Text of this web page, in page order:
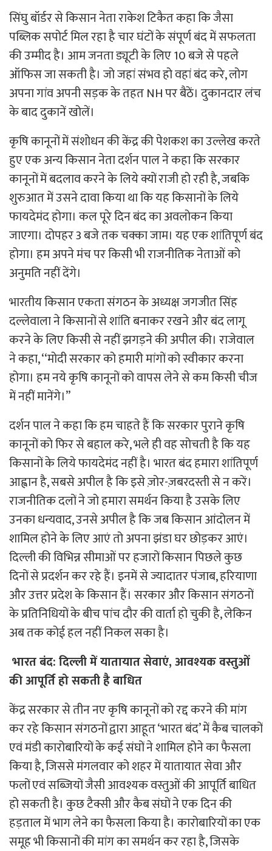
सिंघु बॉर्डर से किसान नेता राकेश टिकैत कहा कि जैसा
पब्लिक सपोर्ट मिल रहा है चार घंटों के संपूर्ण बंद में सफलता
की उम्मीद है। आम जनता ड्यूटी के लिए 10 बजे से पहले
ऑफिस जा सकती है। जो जहां संभव हो वहां बंद करे, लोग
अपना गांव अपनी सड़क के तहत NH पर बैठें। दुकानदार लंच
के बाद दुकानें खोलें।
कृषि कानूनों में संशोधन की केंद्र की पेशकश का उल्लेख करते
हुए एक अन्य किसान नेता दर्शन पाल ने कहा कि सरकार
कानूनों में बदलाव करने के लिये क्यों राजी हो रही है, जबकि
शुरुआत में उसने दावा किया था कि यह किसानों के लिये
फायदेमंद होगा। कल पूरे दिन बंद का अवलोकन किया
जाएगा। दोपहर 3 बजे तक चक्का जाम। यह एक शांतिपूर्ण बंद
होगा। हम अपने मंच पर किसी भी राजनीतिक नेताओं को
अनुमति नहीं देंगे।
भारतीय किसान एकता संगठन के अध्यक्ष जगजीत सिंह
दल्लेवाला ने किसानों से शांति बनाकर रखने और बंद लागू
करने के लिए किसी से नहीं झगड़ने की अपील की। राजेवाल
ने कहा, ‘‘मोदी सरकार को हमारी मांगों को स्वीकार करना
होगा। हम नये कृषि कानूनों को वापस लेने से कम किसी चीज
में नहीं मानेंगे।’’
दर्शन पाल ने कहा कि हम चाहते हैं कि सरकार पुराने कृषि
कानूनों को फिर से बहाल करे, भले ही वह सोचती है कि यह
किसानों के लिये फायदेमंद नहीं है। भारत बंद हमारा शांतिपूर्ण
आह्वान है, सबसे अपील है कि इसे ज़ोर-ज़बरदस्ती से न करें।
राजनीतिक दलों ने जो हमारा समर्थन किया है उसके लिए
उनका धन्यवाद, उनसे अपील है कि जब किसान आंदोलन में
शामिल होने के लिए आएं तो अपना झंडा घर छोड़कर आएं।
दिल्ली की विभिन्न सीमाओं पर हजारों किसान पिछले कुछ
दिनों से प्रदर्शन कर रहे हैं। इनमें से ज्यादातर पंजाब, हरियाणा
और उत्तर प्रदेश के किसान हैं। सरकार और किसान संगठनों
के प्रतिनिधियों के बीच पांच दौर की वार्ता हो चुकी है, लेकिन
अब तक कोई हल नहीं निकल सका है।
भारत बंद: दिल्ली में यातायात सेवाएं, आवश्यक वस्तुओं
की आपूर्ति हो सकती है बाधित
केंद्र सरकार से तीन नए कृषि कानूनों को रद्द करने की मांग
कर रहे किसान संगठनों द्वारा आहूत ‘भारत बंद’ में कैब चालकों
एवं मंडी कारोबारियों के कई संघों ने शामिल होने का फैसला
किया है, जिससे मंगलवार को शहर में यातायात सेवा और
फलों एवं सब्जियों जैसी आवश्यक वस्तुओं की आपूर्ति बाधित
हो सकती है। कुछ टैक्सी और कैब संघों ने एक दिन की
हड़ताल में भाग लेने का फैसला किया है। कारोबारियों का एक
समूह भी किसानों की मांग का समर्थन कर रहा है, जिसके